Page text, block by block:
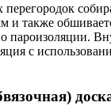
и также
пароизоляции.
с